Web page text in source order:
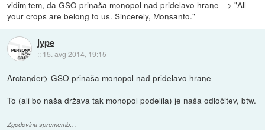
vidim tem, da GSO prinaša monopol nad pridelavo hrane --> "All
your crops are belong to us. Sincerely, Monsanto."
jype
:: 15. avg 2014, 19:15
Arctander> GSO prinaša monopol nad pridelavo hrane
To (ali bo naša država tak monopol podelila) je naša odločitev, btw.
Zgodovina sprememb…